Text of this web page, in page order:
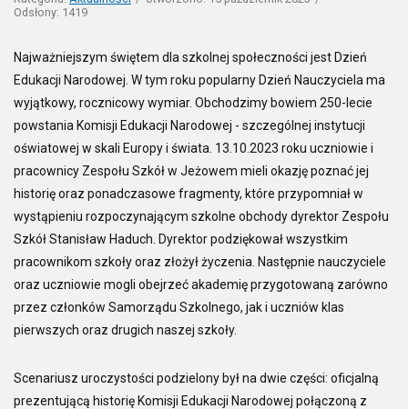
Odsłony: 1419
Najważniejszym świętem dla szkolnej społeczności jest Dzień
Edukacji Narodowej. W tym roku popularny Dzień Nauczyciela ma
wyjątkowy, rocznicowy wymiar. Obchodzimy bowiem 250-lecie
powstania Komisji Edukacji Narodowej - szczególnej instytucji
oświatowej w skali Europy i świata. 13.10.2023 roku uczniowie i
pracownicy Zespołu Szkół w Jeżowem mieli okazję poznać jej
historię oraz ponadczasowe fragmenty, które przypomniał w
wystąpieniu rozpoczynającym szkolne obchody dyrektor Zespołu
Szkół Stanisław Haduch. Dyrektor podziękował wszystkim
pracownikom szkoły oraz złożył życzenia. Następnie nauczyciele
oraz uczniowie mogli obejrzeć akademię przygotowaną zarówno
przez członków Samorządu Szkolnego, jak i uczniów klas
pierwszych oraz drugich naszej szkoły.
Scenariusz uroczystości podzielony był na dwie części: oficjalną
prezentującą historię Komisji Edukacji Narodowej połączoną z